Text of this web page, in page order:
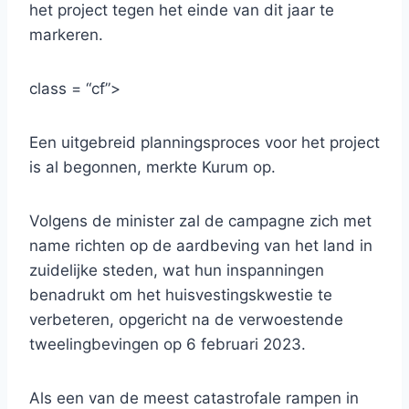
het project tegen het einde van dit jaar te
markeren.
class = “cf”>
Een uitgebreid planningsproces voor het project
is al begonnen, merkte Kurum op.
Volgens de minister zal de campagne zich met
name richten op de aardbeving van het land in
zuidelijke steden, wat hun inspanningen
benadrukt om het huisvestingskwestie te
verbeteren, opgericht na de verwoestende
tweelingbevingen op 6 februari 2023.
Als een van de meest catastrofale rampen in